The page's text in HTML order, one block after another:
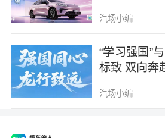
达，探测距离达200米，精
感器与英伟达Orin-X芯片（
车辆实现了360°无死角感知
汽场小编
“学习强国”
标致 双向奔
汽场小编